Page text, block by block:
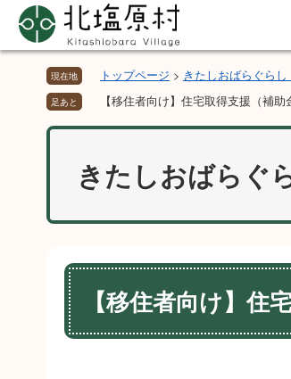
ジ
ュ
現在地 トップページ > きたしおばらぐら
足あと 【移住者向け】住宅取得支援（補助
きたしおばらぐ
本
文
【移住者向け】住